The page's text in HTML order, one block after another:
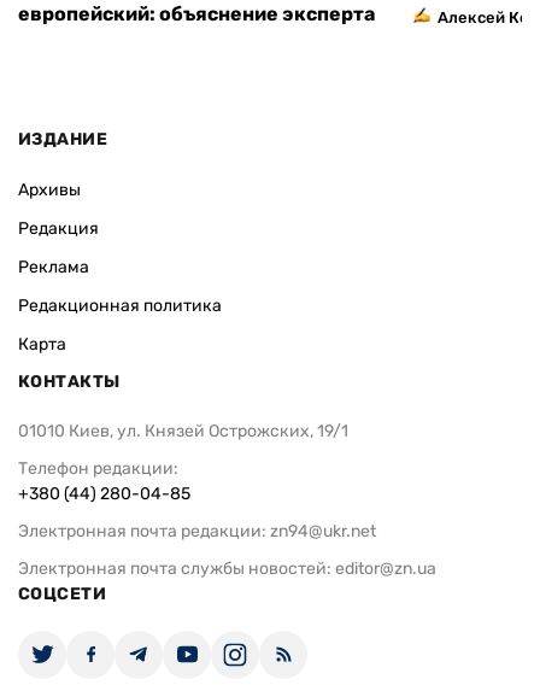
европейский: объяснение эксперта
Алексей
ИЗДАНИЕ
Архивы
Редакция
Реклама
Редакционная политика
Карта
КОНТАКТЫ
01010 Киев, ул. Князей Острожских, 19/1
Телефон редакции:
+380 (44) 280-04-85
Электронная почта редакции: zn94@ukr.net
Электронная почта службы новостей: editor@zn.ua
СОЦСЕТИ